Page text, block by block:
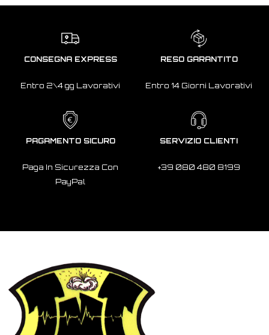
CONSEGNA EXPRESS
Entro 2\4 gg Lavorativi
RESO GARANTITO
Entro 14 Giorni Lavorativi
PAGAMENTO SICURO
Paga In Sicurezza Con
PayPal
SERVIZIO CLIENTI
+39 080 480 8199